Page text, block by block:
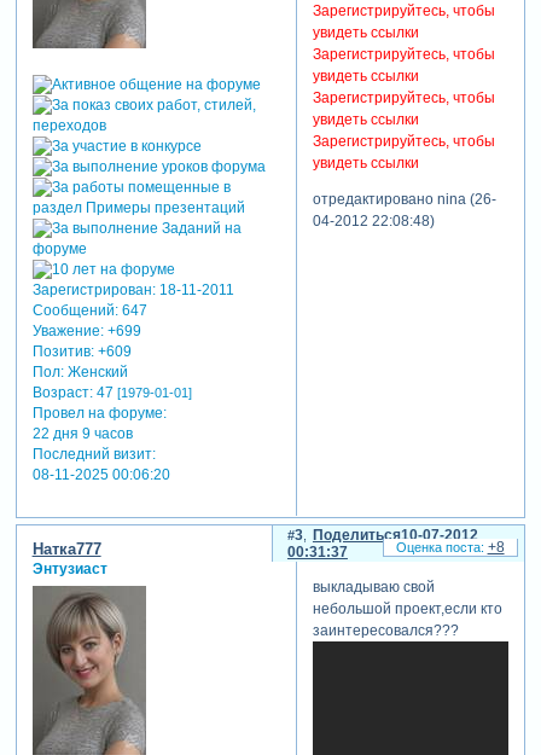
Зарегистрирован: 18-11-2011
Сообщений:647
Уважение: +699
Позитив: +609
Пол:Женский
Возраст:47 [1979-01-01]
Провел на форуме:
22 дня 9 часов
Последний визит:
08-11-2025 00:06:20
Зарегистрируйтесь, чтобы
увидеть ссылки
Зарегистрируйтесь, чтобы
увидеть ссылки
Зарегистрируйтесь, чтобы
увидеть ссылки
Зарегистрируйтесь, чтобы
увидеть ссылки
отредактировано nina (26-
04-2012 22:08:48)
Поделиться
3
10-07-2012
00:31:37
Натка777
Энтузиаст
выкладываю свой
небольшой проект,если кто
заинтересовался???
+8